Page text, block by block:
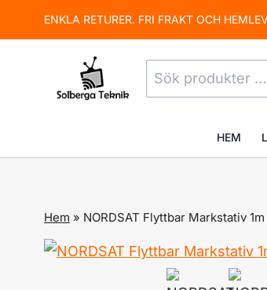
to
ENKLA RETURER. FRI FRAKT OCH
Sök
efter:
HEM
Hem » NORDSAT Flyttbar Markstativ